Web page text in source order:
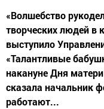
«Волшебство
творческих людей в
выступило
«Талантливые
накануне Дня
сказала начальник
работают...